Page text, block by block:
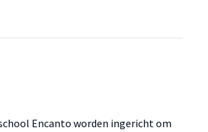
Encanto worden ingericht om